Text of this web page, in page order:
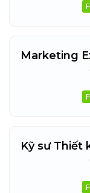
Marketing
Kỹ sư Thiết